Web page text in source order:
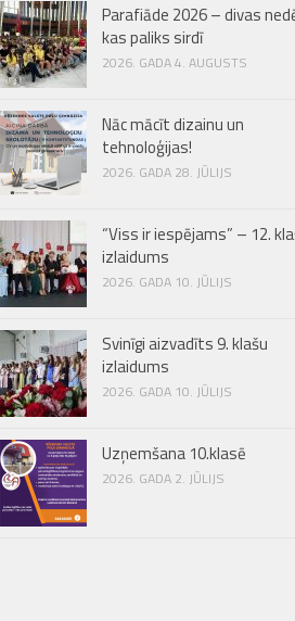
Parafiāde 2026 – divas
kas paliks sirdī
2026. GADA 4. AUGUSTS
Nāc mācīt dizainu un
tehnoloģijas!
2026. GADA 28. JŪLIJS
“Viss ir iespējams” – 12.
izlaidums
2026. GADA 10. JŪLIJS
Svinīgi aizvadīts 9. klašu
izlaidums
2026. GADA 10. JŪLIJS
Uzņemšana 10.klasē
2026. GADA 2. JŪLIJS